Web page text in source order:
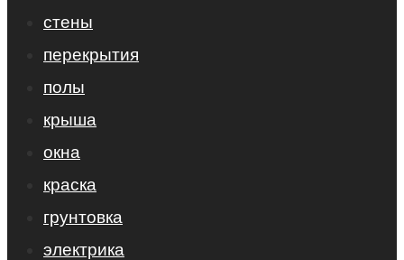
стены
перекрытия
полы
крыша
окна
краска
грунтовка
электрика